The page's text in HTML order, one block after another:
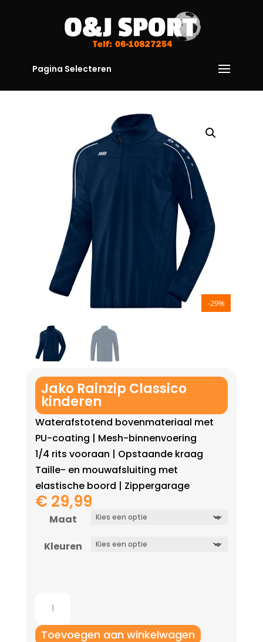
Pagina Selecteren
-29%
Jako Rainzip Classico
kinderen
Waterafstotend bovenmateriaal met
PU-coating | Mesh-binnenvoering
1/4 rits vooraan | Opstaande kraag
Taille- en mouwafsluiting met
elastische boord | Zippergarage
€ 29,99
Maat
Kleuren
Rainzip
Classico
Toevoegen aan winkelwagen